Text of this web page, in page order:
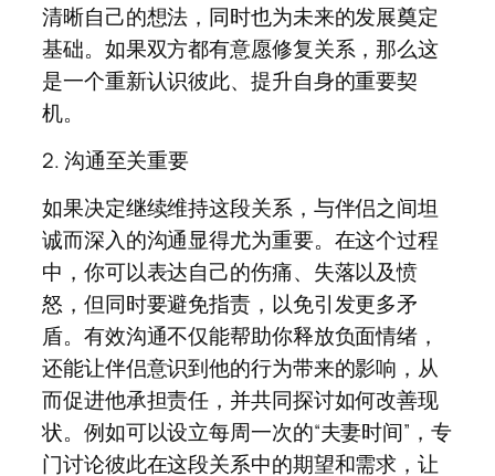
清晰自己的想法，同时也为未来的发展奠定
基础。如果双方都有意愿修复关系，那么这
是一个重新认识彼此、提升自身的重要契
机。
2. 沟通至关重要
如果决定继续维持这段关系，与伴侣之间坦
诚而深入的沟通显得尤为重要。在这个过程
中，你可以表达自己的伤痛、失落以及愤
怒，但同时要避免指责，以免引发更多矛
盾。有效沟通不仅能帮助你释放负面情绪，
还能让伴侣意识到他的行为带来的影响，从
而促进他承担责任，并共同探讨如何改善现
状。例如可以设立每周一次的“夫妻时间”，专
门讨论彼此在这段关系中的期望和需求，让